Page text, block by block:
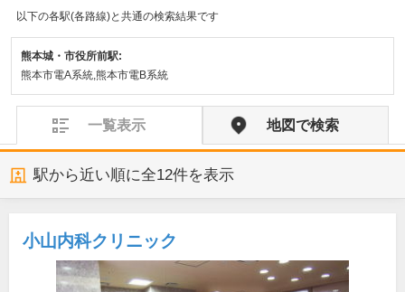
以下の各駅(各路線)と共通の検索結果です
熊本城・市役所前駅:
熊本市電A系統,熊本市電B系統
一覧表示 地図で検索
駅から近い順に全12件を表示
小山内科クリニック